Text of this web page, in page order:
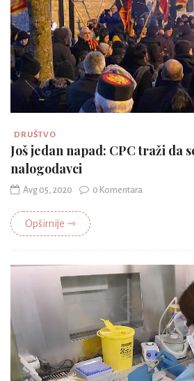
DRUŠTVO
Još jedan napad: CPC traži da
nalogodavci
Avg 05, 2020 0 Komentara
Opširnije ⇾